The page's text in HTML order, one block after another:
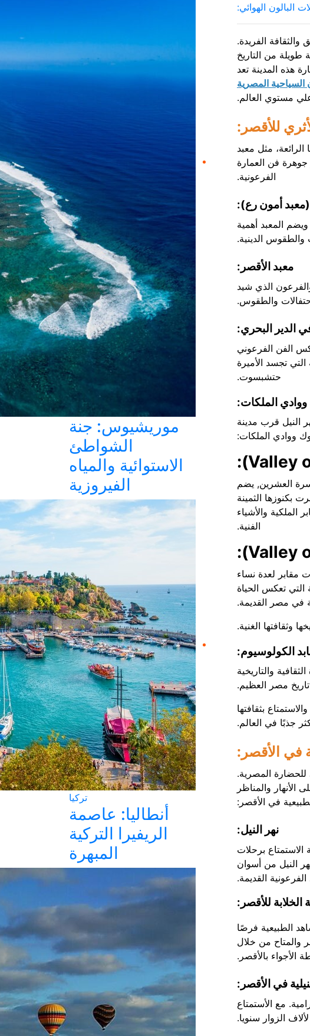
البالون الهوائي:
والثقافة الفريدة.
طويلة من التاريخ
هذه المدينة تعد
السياحية المصرية
مستوي العالم.
للأقصر:
مثل معبد
جوهرة فن العمارة
الفرعونية.
أمون رع):
المعبد أهمية
والطقوس الدينية.
معبد الأقصر:
الذي شيد
والطقوس.
الدير البحري:
الفن الفرعوني
التي تجسد الأميرة
حتشبسوت.
الملكات:
النيل قرب مدينة
ووادي الملكات:
العشرين, يضم
بكنوزها الثمينة
والأشياء
الفنية.
مقابر لعدة نساء
التي تعكس الحياة
في مصر القديمة.
وثقافتها الغنية.
الكولوسيوم:
والتاريخية
تاريخ مصر العظيم.
بثقافتها
جذبًا في العالم.
في الأقصر:
للحضارة المصرية.
الأنهار والمناظر
في الأقصر:
نهر النيل:
برحلات
النيل من أسوان
القديمة.
الخلابة للأقصر:
الطبيعية فرصًا
والمتاح من خلال
بالأقصر.
في الأقصر:
مع الأستمتاع
الزوار سنويا.
موريشيوس: جنة
الشواطئ
الاستوائية والمياه
الفيروزية
تركيا
أنطاليا: عاصمة
الريفيرا التركية
المبهرة